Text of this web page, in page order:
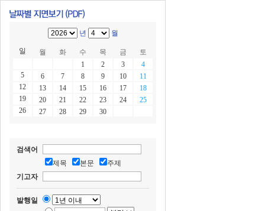
년 월
일 월 화 수 목 금
토
1
2 3
4
5
6 7 8 9 10
11
12
13 14 15 16 17
18
19
20 21 22 23 24
25
26
27 28 29 30
검색어
제목
본문
주제
기고자
발행일